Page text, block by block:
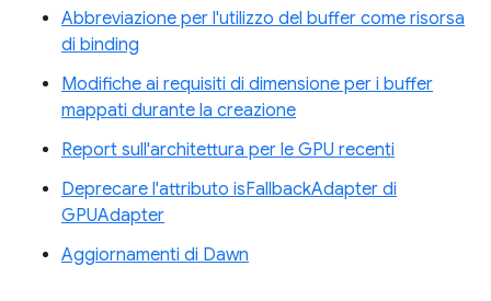
Abbreviazione per l'utilizzo del buffer come risorsa
di binding
Modifiche ai requisiti di dimensione per i buffer
mappati durante la creazione
Report sull'architettura per le GPU recenti
Deprecare l'attributo isFallbackAdapter di
GPUAdapter
Aggiornamenti di Dawn